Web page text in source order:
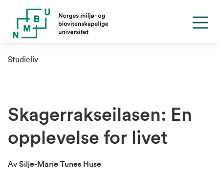
Studieliv
Skagerrakseilasen: En
opplevelse for livet
Av Silje-Marie Tunes Huse